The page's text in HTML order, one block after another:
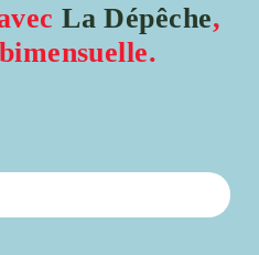
La Dépêche,